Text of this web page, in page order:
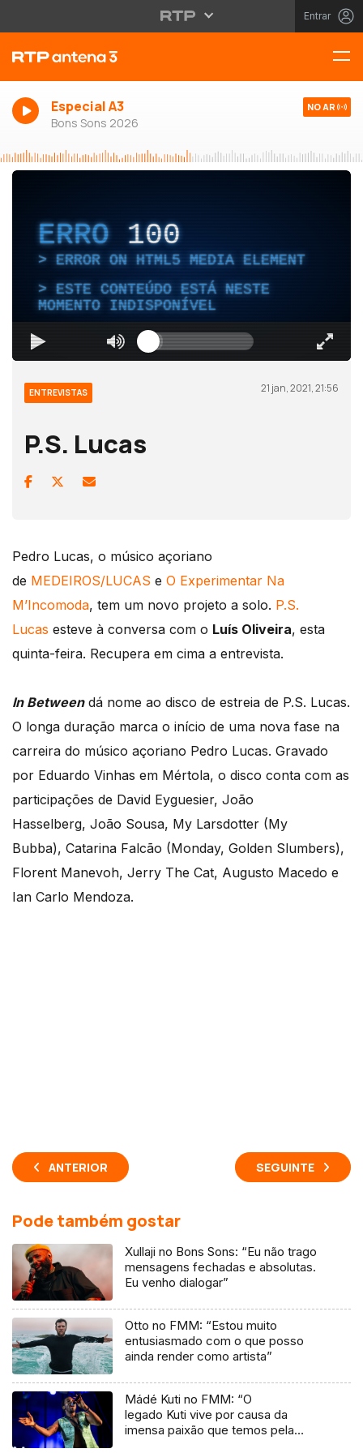
Entrar
Especial A3
Bons Sons 2026
NO AR
ERRO 100
ERROR ON HTML5 MEDIA ELEMENT
ESTE CONTEÚDO ESTÁ NESTE
MOMENTO INDISPONÍVEL
ENTREVISTAS 21 jan, 2021, 21:56
P.S. Lucas
Pedro Lucas, o músico açoriano
de MEDEIROS/LUCAS e O Experimentar Na
M’Incomoda, tem um novo projeto a solo. P.S.
Lucas esteve à conversa com o Luís Oliveira, esta
quinta-feira. Recupera em cima a entrevista.
In Betweendá nome ao disco de estreia de P.S. Lucas.
O longa duração marca o início de uma nova fase na
carreira do músico açoriano Pedro Lucas. Gravado
por Eduardo Vinhas em Mértola, o disco conta com as
participações de David Eyguesier, João
Hasselberg, João Sousa, My Larsdotter (My
Bubba), Catarina Falcão (Monday, Golden Slumbers),
Florent Manevoh, Jerry The Cat, Augusto Macedo e
Ian Carlo Mendoza.
ANTERIOR SEGUINTE
Pode também gostar
Xullaji no Bons Sons: “Eu não trago
mensagens fechadas e absolutas.
Eu venho dialogar”
Otto no FMM: “Estou muito
entusiasmado com o que posso
ainda render como artista”
Mádé Kuti no FMM: “O
legado Kuti vive por causa da
imensa paixão que temos pela